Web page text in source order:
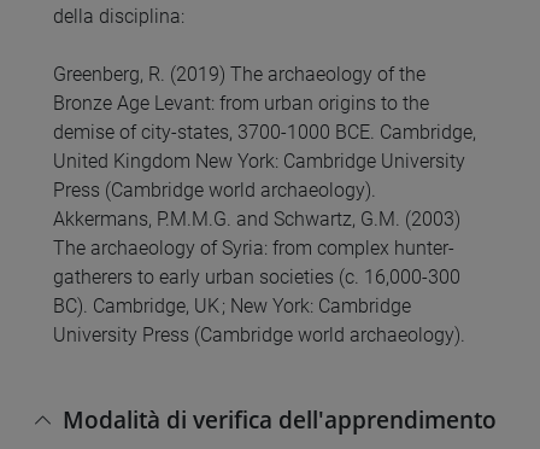
della disciplina:
Greenberg, R. (2019) The archaeology of the
Bronze Age Levant: from urban origins to the
demise of city-states, 3700-1000 BCE. Cambridge,
United Kingdom New York: Cambridge University
Press (Cambridge world archaeology).
Akkermans, P.M.M.G. and Schwartz, G.M. (2003)
The archaeology of Syria: from complex hunter-
gatherers to early urban societies (c. 16,000-300
BC). Cambridge, UK ; New York: Cambridge
University Press (Cambridge world archaeology).
Modalità di verifica dell'apprendimento